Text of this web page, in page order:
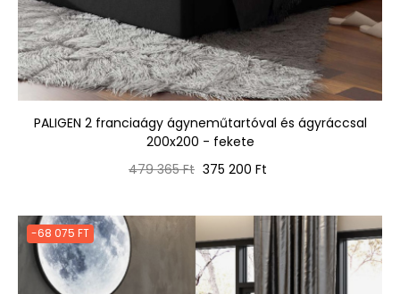
PALIGEN 2 franciaágy ágyneműtartóval és ágyráccsal
200x200 - fekete
Normál
479 365 Ft Ár
375 200 Ft
-68 075 FT